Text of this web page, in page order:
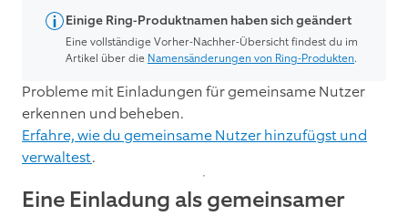
Einige Ring-Produktnamen haben sich geändert
Eine vollständige Vorher-Nachher-Übersicht findest du im
Artikel über die Namensänderungen von Ring-Produkten.
Probleme mit Einladungen für gemeinsame Nutzer
erkennen und beheben.
Erfahre, wie du gemeinsame Nutzer hinzufügst und
verwaltest.
Eine Einladung als gemeinsamer